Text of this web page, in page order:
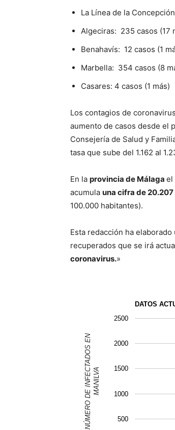
La Línea de la
Algeciras: 235 casos (17
Benahavís: 12 casos (1
Marbella: 354 casos (8
Casares: 4 casos (1 más)
Los contagios de coronavirus
aumento de casos desde el
Consejería de Salud y
tasa que sube del 1.162 al
En la provincia de Málaga el
acumula una cifra de
100.000 habitantes).
Esta redacción ha
recuperados que se irá
coronavirus.»
DATOS
500
1000
1500
2000
2500
NÚMERO DE INFECTADOS ENMANILVA